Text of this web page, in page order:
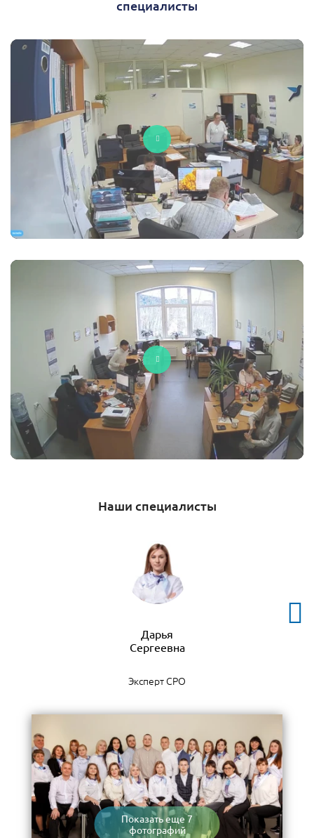
специалисты
Наши специалисты
Дарья
Сергеевна
Эксперт СРО
Показать еще 7
фотографий